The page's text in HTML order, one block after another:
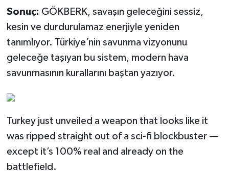
Sonuç: GÖKBERK, savaşın geleceğini sessiz,
kesin ve durdurulamaz enerjiyle yeniden
tanımlıyor. Türkiye’nin savunma vizyonunu
geleceğe taşıyan bu sistem, modern hava
savunmasının kurallarını baştan yazıyor.
Turkey just unveiled a weapon that looks like it
was ripped straight out of a sci-fi blockbuster —
except it’s 100% real and already on the
battlefield.